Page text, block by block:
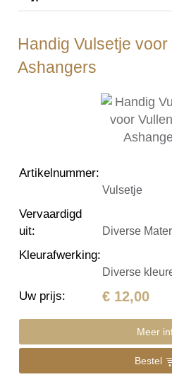
Handig Vulsetje
Ashangers
Artikelnummer:
Vulsetje
Vervaardigd
uit: Diverse
Kleurafwerking:
Diverse
Uw prijs: € 12,00
Meer
Bestel